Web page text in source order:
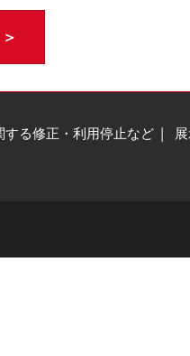
する修正・利用停止など